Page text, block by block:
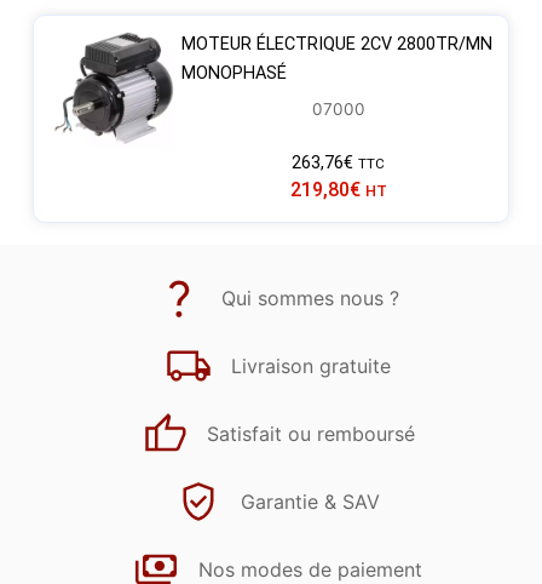
MOTEUR ÉLECTRIQUE 2CV 2800TR/MN
MONOPHASÉ
07000
263,76€ TTC
219,80€ HT
Qui sommes nous ?
Livraison gratuite
Satisfait ou remboursé
Garantie & SAV
Nos modes de paiement